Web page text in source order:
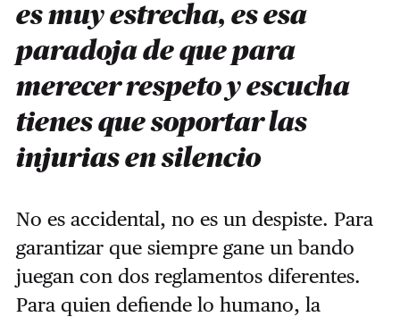
es muy estrecha, es esa
paradoja de que para
merecer respeto y escucha
tienes que soportar las
injurias en silencio
No es accidental, no es un despiste. Para
garantizar que siempre gane un bando
juegan con dos reglamentos diferentes.
Para quien defiende lo humano, la